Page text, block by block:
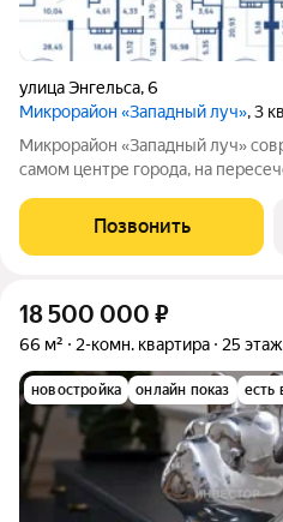
улица Энгельса,6
Микрорайон «Западный луч», 3
Микрорайон «Западный луч» современный жилой квартал в
самом центре города, на
узнаваемый архитектурный
украшением центральной части
Позвонить
18 500 000 ₽
66 м² 2-комн. квартира 25 этаж
новостройка онлайн показ есть